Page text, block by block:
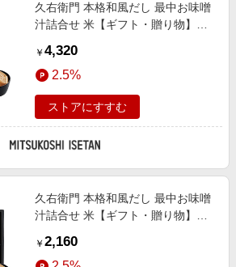
久右衛門 本格和風だし 最中お味噌
汁詰合せ 米【ギフト・贈り物】
￥ 4,320
2.5%
ストアにすすむ
久右衛門 本格和風だし 最中お味噌
汁詰合せ 米【ギフト・贈り物】
￥ 2,160